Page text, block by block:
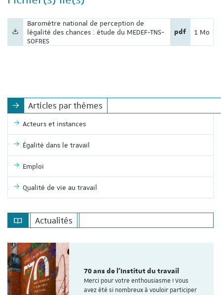
Nom du fichier :
Baromètre national de perception de
légalité des chances : étude du MEDEF-TNS-
SOFRES
Extension du
pdf Poids
1 Mo
Articles par thèmes
Acteurs et instances
Égalité dans le travail
Emploi
Qualité de vie au travail
Actualités
70 ans de l'Institut du travail
Merci pour votre enthousiasme ! Vous
avez été si nombreux à vouloir participer